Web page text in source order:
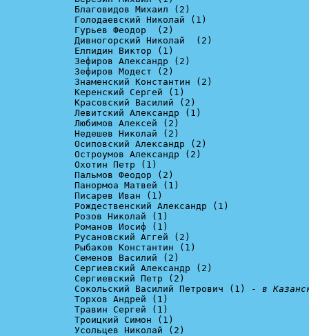
Благовидов Михаил (2)
Голодаевский Николай (1)
Гурьев Феодор  (2)
Дивногорский Николай  (2)
Елпидин Виктор (1)
Зефиров Александр (2)
Зефиров Модест (2)
Знаменский Константин (2)
Керенский Сергей (1)
Красовский Василий (2)
Левитский Александр (1)
Любимов Алексей (2)
Недешев Николай (2)
Осиповский Александр (2)
Остроумов Александр (2)
Охотин Петр (1)
Пальмов Феодор (2)
Панормоа Матвей (1)
Писарев Иван (1)
Рождественский Александр (1)
Розов Николай (1)
Романов Иосиф (1)
Русановский Аггей (2)
Рыбаков Константин (1)
Семенов Василий (2)
Сергиевский Александр (2)
Сергиевский Петр (2)
Сокольский Василий Петрович (1) - в
Торхов Андрей (1)
Травин Сергей (1)
Троицкий Симон (1)
Усольцев Николай (2)